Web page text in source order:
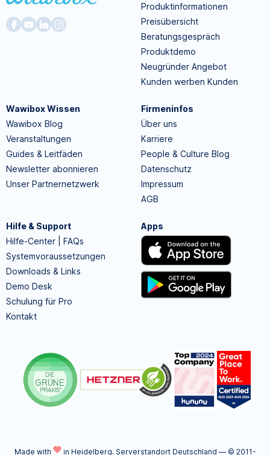
Produktinformationen
Preisübersicht
Beratungsgespräch
Produktdemo
Neugründer Angebot
Kunden werben Kunden
Wawibox Wissen
Wawibox Blog
Veranstaltungen
Guides & Leitfäden
Newsletter abonnieren
Unser Partnernetzwerk
Firmeninfos
Über uns
Karriere
People & Culture Blog
Datenschutz
Impressum
AGB
Hilfe & Support
Hilfe-Center | FAQs
Systemvoraussetzungen
Downloads & Links
Demo Desk
Schulung für Pro
Kontakt
Apps
Made with in Heidelberg. Serverstandort Deutschland — © 2011-